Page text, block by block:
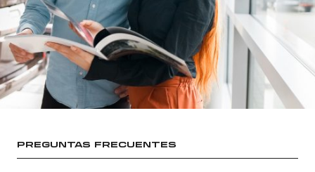
PREGUNTAS FRECUENTES